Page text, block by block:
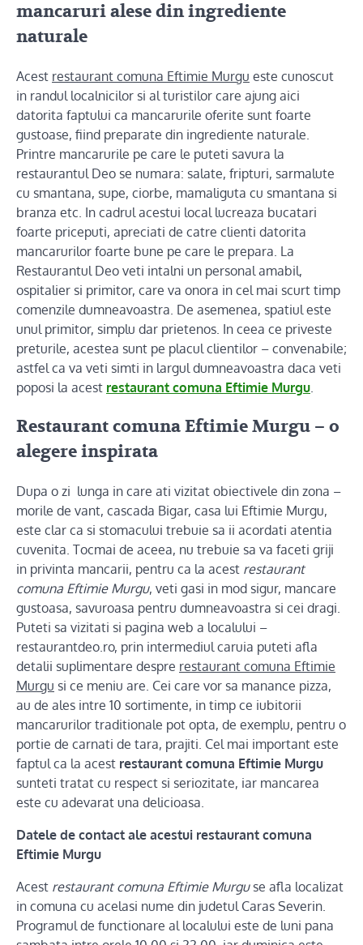
mancaruri alese din ingrediente
naturale
Acest restaurant comuna Eftimie Murgu este cunoscut
in randul localnicilor si al turistilor care ajung aici
datorita faptului ca mancarurile oferite sunt foarte
gustoase, fiind preparate din ingrediente naturale.
Printre mancarurile pe care le puteti savura la
restaurantul Deo se numara: salate, fripturi, sarmalute
cu smantana, supe, ciorbe, mamaliguta cu smantana si
branza etc. In cadrul acestui local lucreaza bucatari
foarte priceputi, apreciati de catre clienti datorita
mancarurilor foarte bune pe care le prepara. La
Restaurantul Deo veti intalni un personal amabil,
ospitalier si primitor, care va onora in cel mai scurt timp
comenzile dumneavoastra. De asemenea, spatiul este
unul primitor, simplu dar prietenos. In ceea ce priveste
preturile, acestea sunt pe placul clientilor – convenabile;
astfel ca va veti simti in largul dumneavoastra daca veti
poposi la acest restaurant comuna Eftimie Murgu
Restaurant comuna Eftimie Murgu – o
alegere inspirata
Dupa o zi lunga in care ati vizitat obiectivele din zona –
morile de vant, cascada Bigar, casa lui Eftimie Murgu,
este clar ca si stomacului trebuie sa ii acordati atentia
cuvenita. Tocmai de aceea, nu trebuie sa va faceti griji
in privinta mancarii, pentru ca la acest restaurant
comuna Eftimie Murgu, veti gasi in mod sigur, mancare
gustoasa, savuroasa pentru dumneavoastra si cei dragi.
Puteti sa vizitati si pagina web a localului –
restaurantdeo.ro, prin intermediul caruia puteti afla
detalii suplimentare despre restaurant comuna Eftimie
Murgu si ce meniu are. Cei care vor sa manance pizza,
au de ales intre 10 sortimente, in timp ce iubitorii
mancarurilor traditionale pot opta, de exemplu, pentru o
portie de carnati de tara, prajiti. Cel mai important este
faptul ca la acest restaurant comuna Eftimie Murgu
sunteti tratat cu respect si seriozitate, iar mancarea
este cu adevarat una delicioasa.
Datele de contact ale acestui restaurant comuna
Eftimie Murgu
Acest restaurant comuna Eftimie Murguse afla localizat
in comuna cu acelasi nume din judetul Caras Severin.
Programul de functionare al localului este de luni pana